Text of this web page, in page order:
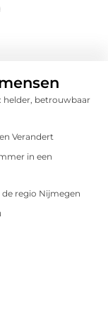
helder, betrouwbaar
Verandert
in een
regio Nijmegen